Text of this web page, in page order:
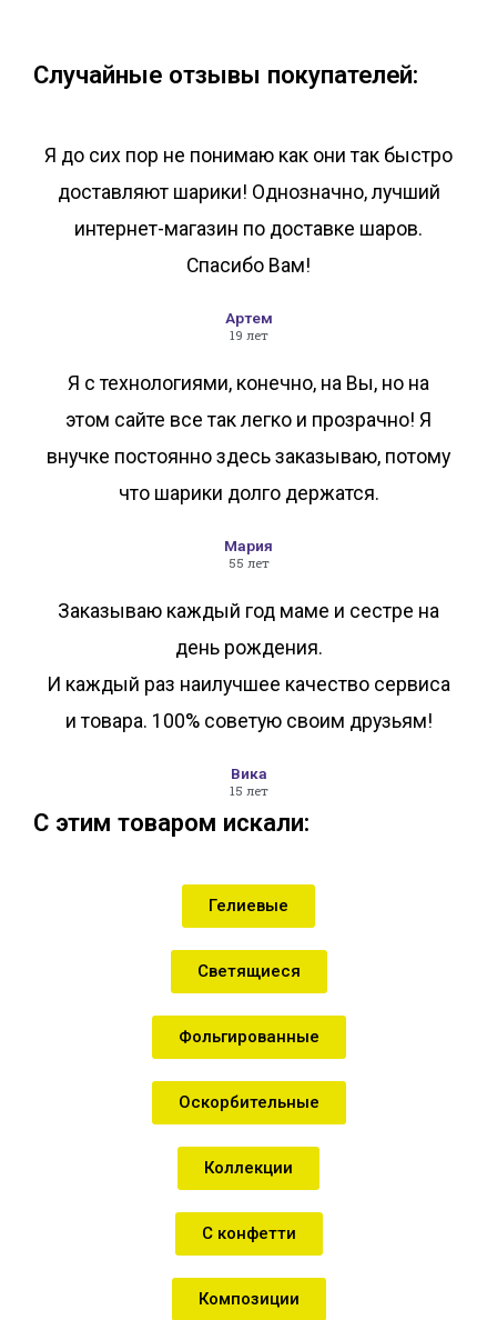
Случайные отзывы покупателей:
Я до сих пор не понимаю как они так быстро
доставляют шарики! Однозначно, лучший
интернет-магазин по доставке шаров.
Спасибо Вам!
Артем
19 лет
Я с технологиями, конечно, на Вы, но на
этом сайте все так легко и прозрачно! Я
внучке постоянно здесь заказываю, потому
что шарики долго держатся.
Мария
55 лет
Заказываю каждый год маме и сестре на
день рождения.
И каждый раз наилучшее качество сервиса
и товара. 100% советую своим друзьям!
Вика
15 лет
С этим товаром искали:
Гелиевые
Светящиеся
Фольгированные
Оскорбительные
Коллекции
С конфетти
Композиции